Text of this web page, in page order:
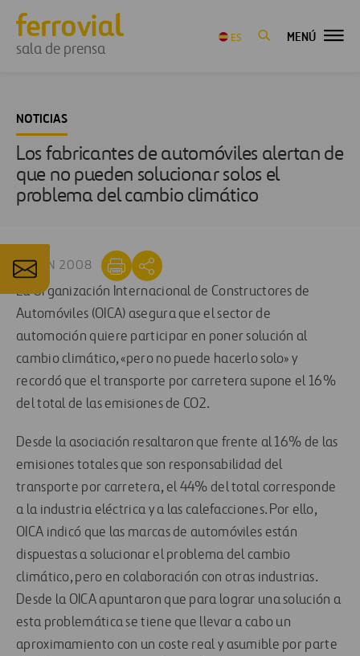
sala de prensa
ES MENÚ
NOTICIAS
Los fabricantes de automóviles alertan de
que no pueden solucionar solos el
problema del cambio climático
12 JUN 2008
La Organización Internacional de Constructores de
Automóviles (OICA) asegura que el sector de
automoción quiere participar en poner solución al
cambio climático, «pero no puede hacerlo solo» y
recordó que el transporte por carretera supone el 16%
del total de las emisiones de CO2.
Desde la asociación resaltaron que frente al 16% de las
emisiones totales que son responsabilidad del
transporte por carretera, el 44% del total corresponde
a la industria eléctrica y a las calefacciones. Por ello,
OICA indicó que las marcas de automóviles están
dispuestas a solucionar el problema del cambio
climático, pero en colaboración con otras industrias.
Desde la OICA apuntaron que para lograr una solución a
esta problemática se tiene que llevar a cabo un
aproximamiento con un coste real y asumible por parte